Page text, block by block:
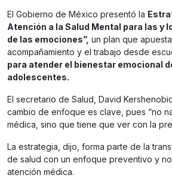
El Gobierno de México presentó la
Atención a la Salud Mental para las y
de las emociones”, un plan que
acompañamiento y el trabajo desde
para atender el bienestar emocional
adolescentes.
El secretario de Salud, David
cambio de enfoque es clave, pues “no
médica, sino que tiene que ver con la
La estrategia, dijo, forma parte de la
de salud con un enfoque preventivo y
atención médica.